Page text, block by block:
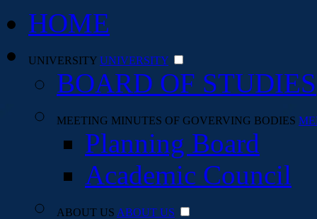
HOME
UNIVERSITY UNIVERSITY
BOARD OF STUDIES
MEETING MINUTES OF GOVERVING BODIES
Planning Board
Academic Council
ABOUT US ABOUT US